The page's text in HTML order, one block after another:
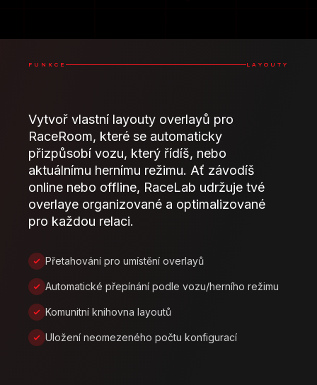
FUNKCE LAYOUTY
Vytvoř vlastní layouty overlayů pro
RaceRoom, které se automaticky
přizpůsobí vozu, který řídíš, nebo
aktuálnímu hernímu režimu. Ať závodíš
online nebo offline, RaceLab udržuje tvé
overlaye organizované a optimalizované
pro každou relaci.
Přetahování pro umístění overlayů
Automatické přepínání podle vozu/herního režimu
Komunitní knihovna layoutů
Uložení neomezeného počtu konfigurací